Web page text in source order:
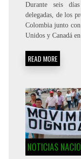
Durante seis
delegadas, de los
Colombia junto con
Unidos y Canadá
READ MORE
NOTICIAS